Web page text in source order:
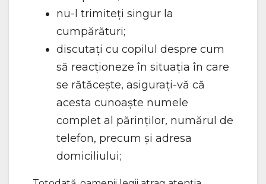
nu-l trimiteţi singur la
cumpărături;
discutați cu copilul despre cum
să reacţioneze în situaţia în care
se rătăceşte, asiguraţi-vă că
acesta cunoaşte numele
complet al părinţilor, numărul de
telefon, precum şi adresa
domiciliului;